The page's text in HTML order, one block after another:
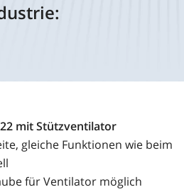
mit Stützventilator
gleiche Funktionen wie beim
für Ventilator möglich